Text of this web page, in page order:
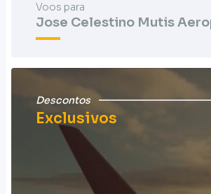
Voos para
Jose Celestino Mutis
Descontos
Exclusivos